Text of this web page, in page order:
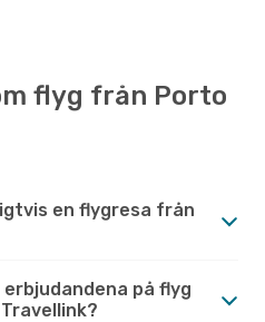
flyg från Porto
en flygresa från
på flyg